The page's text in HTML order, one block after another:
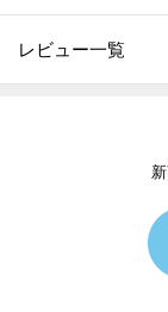
レビュー一覧